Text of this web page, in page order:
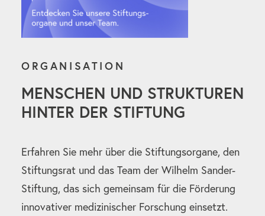
ORGANISATION
MENSCHEN UND STRUKTUREN
HINTER DER STIFTUNG
Erfahren Sie mehr über die Stiftungsorgane, den
Stiftungsrat und das Team der Wilhelm Sander-
Stiftung, das sich gemeinsam für die Förderung
innovativer medizinischer Forschung einsetzt.